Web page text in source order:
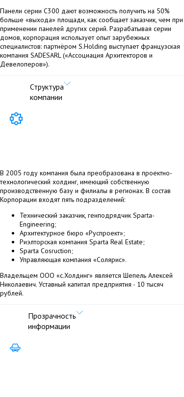
Панели серии С300 дают возможность получить на 50%
больше «выхода» площади, как сообщает заказчик, чем при
применении панелей других серий. Разрабатывая серии
домов, корпорация использует опыт зарубежных
специалистов: партнёром S.Holding выступает французская
компания SADESARL («Ассоциация Архитекторов и
Девелоперов»).
Структура
компании
В 2005 году компания была преобразована в проектно-
технологический холдинг, имеющий собственную
производственную базу и филиалы в регионах. В состав
Корпорации входят пять подразделений:
Технический заказчик, генподрядчик Sparta-
Engineering;
Архитектурное бюро «Руспроект»;
Риэлторская компания Sparta Real Estate;
Sparta Cosruction;
Управляющая компания «Солярис».
Владельцем ООО «с.Холдинг» является Шепель Алексей
Николаевич. Уставный капитал предприятия - 10 тысяч
рублей.
Прозрачность
информации